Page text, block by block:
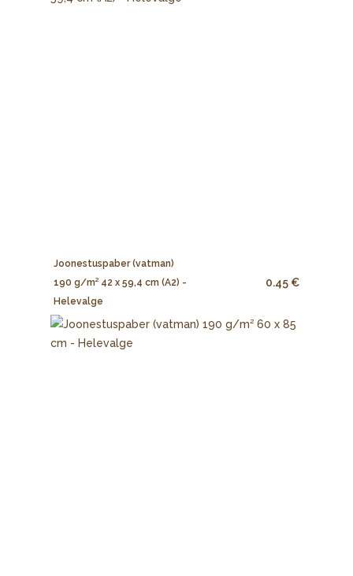
Joonestuspaber (vatman)
190 g/m² 42 x 59,4 cm (A2) -
Helevalge
0.45 €